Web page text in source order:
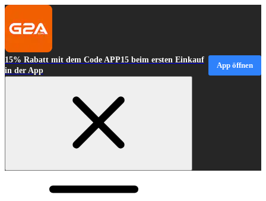
15% Rabatt mit dem Code APP15 beim ersten Einkauf
in der App
App öffnen